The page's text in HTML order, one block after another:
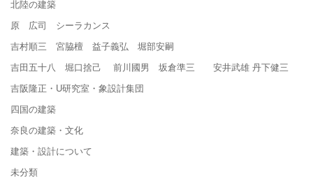
北陸の建築
原 広司 シーラカンス
吉村順三 宮脇檀 益子義弘 堀部安嗣
吉田五十八 堀口捨己 前川國男 坂倉準三 安井武雄 丹下健三
吉阪隆正・U研究室・象設計集団
四国の建築
奈良の建築・文化
建築・設計について
未分類